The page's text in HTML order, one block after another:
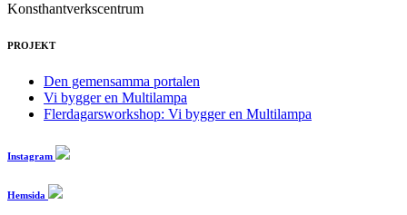
Konsthantverkscentrum
PROJEKT
Den gemensamma portalen
Vi bygger en Multilampa
Flerdagarsworkshop: Vi bygger en Multilampa
Instagram
Hemsida